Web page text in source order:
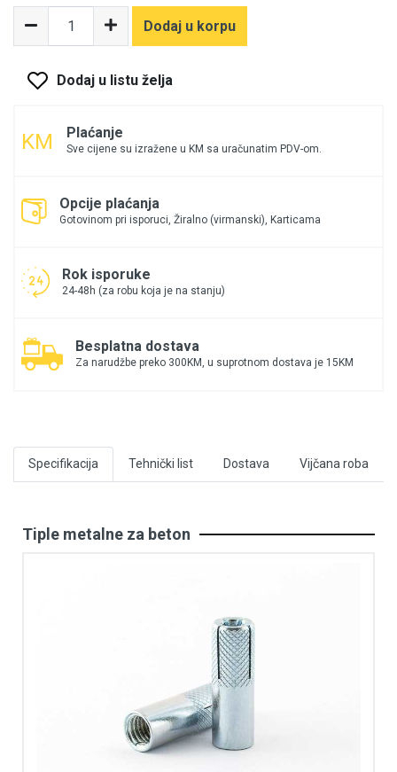
Dodaj u korpu
Dodaj u listu želja
Plaćanje
Sve cijene su izražene u KM sa uračunatim PDV-om.
Opcije plaćanja
Gotovinom pri isporuci, Žiralno (virmanski), Karticama
Rok isporuke
24-48h (za robu koja je na stanju)
Besplatna dostava
Za narudžbe preko 300KM, u suprotnom dostava je 15KM
Specifikacija Tehnički list Dostava Vijčana roba
Tiple metalne za beton